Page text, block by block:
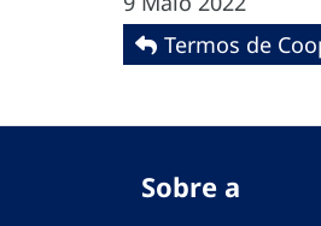
Termos de
Sobre a